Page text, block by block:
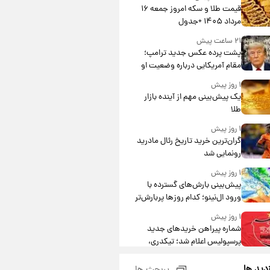
قیمت طلا و سکه امروز جمعه ۱۶
مرداد ۱۴۰۵ +جدول
۲۱ ساعت پیش
پشت پرده عکس جدید ترامپ؛
مقام آمریکایی درباره وضعیت او
چه گفت؟
۱ روز پیش
یک پیش‌بینی مهم از آینده بازار
طلا
۱ روز پیش
گران‌ترین خرید تاریخ رئال مادرید
رونمایی شد
۱ روز پیش
پیش‌بینی بارش‌های گسترده با
ورود ال‌نینو؛ کدام روزها پربارش‌تر
خواهند بود؟
۱ روز پیش
شماره پیراهن خریدهای جدید
پرسپولیس اعلام شد؛ تیکدری،